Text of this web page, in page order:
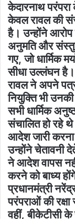
केदारनाथ
केवल रावल की
है। उन्होंने आरोप
अनुमति और
गए, जो धार्मिक
सीधा उल्लंघन है।
रावल ने अपने
नियुक्ति भी
सभी धार्मिक
संचालित हो रहे
आदेश जारी करना
उन्होंने चेतावनी
ने आदेश वापस
करने को बाध्य
प्रधानमंत्री
परंपराओं की
वहीं, बीकेटीसी